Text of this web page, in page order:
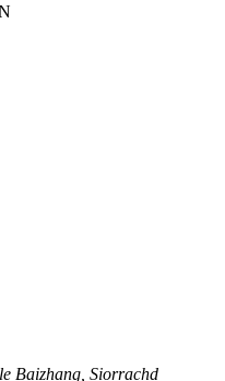
Baizhang, Siorrachd